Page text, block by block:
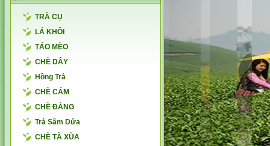
TRÀ CỤ
LÁ KHÔI
TÁO MÈO
CHÈ DÂY
Hồng Trà
CHÈ CÁM
CHÈ ĐẮNG
Trà Sâm Dứa
CHÈ TÀ XÙA